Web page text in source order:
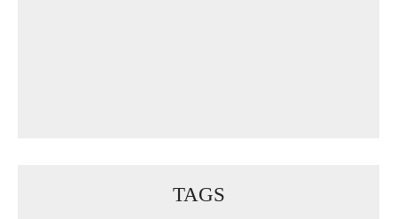
TAGS